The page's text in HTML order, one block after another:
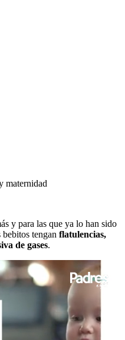
maternidad
y para las que ya lo han sido
bebitos tengan flatulencias,
de gases.